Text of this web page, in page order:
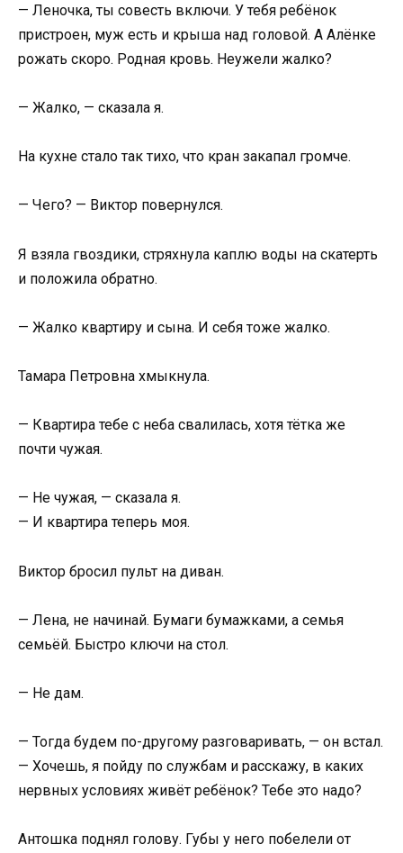
— Леночка, ты совесть включи. У тебя ребёнок
пристроен, муж есть и крыша над головой. А Алёнке
рожать скоро. Родная кровь. Неужели жалко?
— Жалко, — сказала я.
На кухне стало так тихо, что кран закапал громче.
— Чего? — Виктор повернулся.
Я взяла гвоздики, стряхнула каплю воды на скатерть
и положила обратно.
— Жалко квартиру и сына. И себя тоже жалко.
Тамара Петровна хмыкнула.
— Квартира тебе с неба свалилась, хотя тётка же
почти чужая.
— Не чужая, — сказала я.
— И квартира теперь моя.
Виктор бросил пульт на диван.
— Лена, не начинай. Бумаги бумажками, а семья
семьёй. Быстро ключи на стол.
— Не дам.
— Тогда будем по-другому разговаривать, — он встал.
— Хочешь, я пойду по службам и расскажу, в каких
нервных условиях живёт ребёнок? Тебе это надо?
Антошка поднял голову. Губы у него побелели от